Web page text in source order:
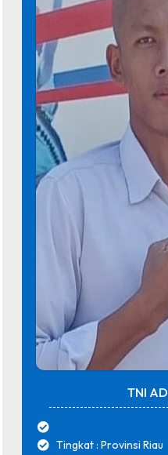
TNI AD
Tingkat : Provinsi Riau